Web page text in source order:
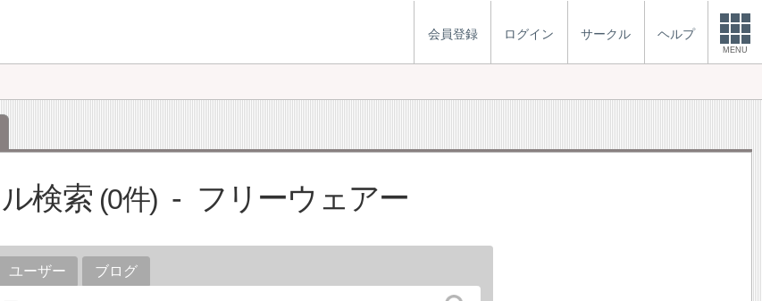
会員登録 ログイン サークル ヘルプ
MENU
検索 0 フリーウェアー
ユーザー ブログ